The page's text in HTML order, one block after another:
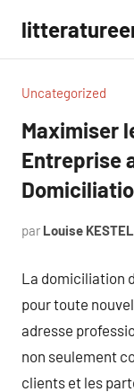
contenu
Uncategorized
Maximiser
Entreprise
par Louise KESTEL
La domiciliation
pour toute
adresse
non seulement
clients et les